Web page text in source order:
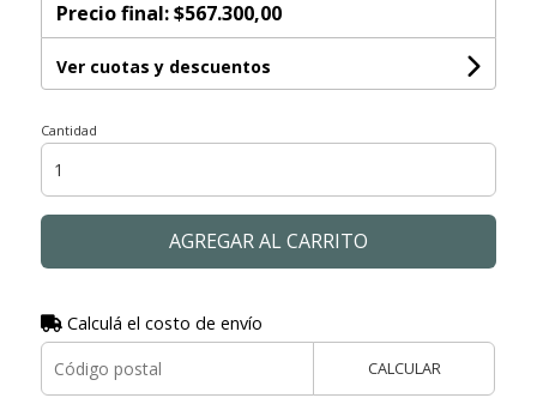
Precio final:$567.300,00
Ver cuotas y descuentos
Cantidad
AGREGAR AL CARRITO
Calculá el costo de envío
CALCULAR